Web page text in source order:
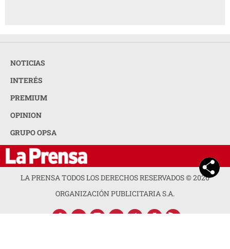
NOTICIAS
INTERÉS
PREMIUM
OPINION
GRUPO OPSA
LA PRENSA TODOS LOS DERECHOS RESERVADOS ©2026
ORGANIZACIÓN PUBLICITARIA S.A.